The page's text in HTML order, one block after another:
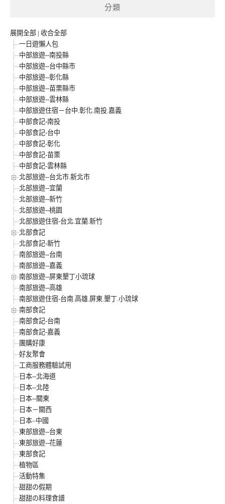
分類
展開全部 | 收合全部
一日遊懶人包
中部旅遊--南投縣
中部旅遊--台中縣市
中部旅遊--彰化縣
中部旅遊--苗栗縣市
中部旅遊--雲林縣
中部旅遊住宿－台中.彰化.南投.嘉義
中部食記-南投
中部食記-台中
中部食記-彰化
中部食記-苗栗
中部食記-雲林縣
北部旅遊--台北市.新北市
北部旅遊--宜蘭
北部旅遊--新竹
北部旅遊--桃園
北部旅遊住宿-台北.宜蘭.新竹
北部食記
北部食記-新竹
南部旅遊--台南
南部旅遊--嘉義
南部旅遊--屏東墾丁小琉球
南部旅遊--高雄
南部旅遊住宿-台南.高雄.屏東.墾丁.小琉球
南部食記
南部食記-台南
南部食記-嘉義
團購好康
好友聚會
工商服務體驗試用
日本--北海道
日本--北陸
日本--關東
日本－關西
日本–中國
東部旅遊--台東
東部旅遊--花蓮
東部食記
植物區
活動特集
甜甜の假期
甜甜の料理食譜